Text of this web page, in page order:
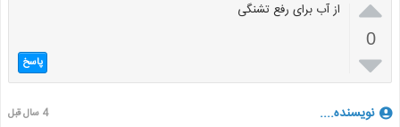

0

از آب برای رفع تشنگی
پاسخ
نویسنده.... 4 سال قبل